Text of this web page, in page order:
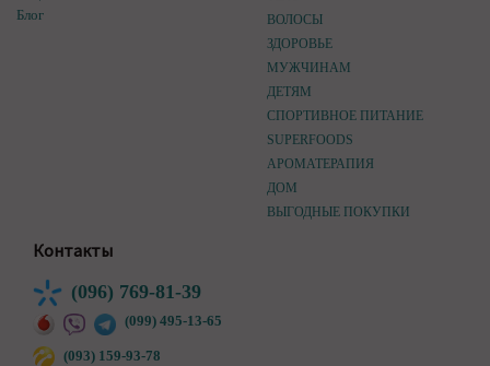
Блог
ВОЛОСЫ
ЗДОРОВЬЕ
МУЖЧИНАМ
ДЕТЯМ
СПОРТИВНОЕ ПИТАНИЕ
SUPERFOODS
АРОМАТЕРАПИЯ
ДОМ
ВЫГОДНЫЕ ПОКУПКИ
Контакты
(096) 769-81-39
(099) 495-13-65
(093) 159-93-78